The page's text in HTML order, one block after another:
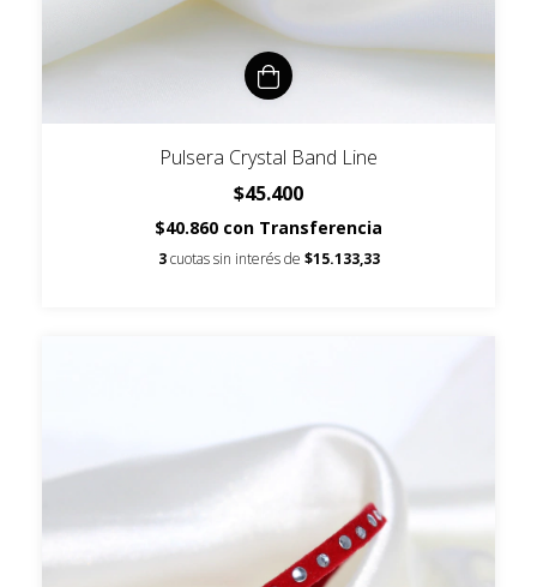
Pulsera Crystal Band Line
$45.400
$40.860 con Transferencia
3 cuotas sin interés de $15.133,33